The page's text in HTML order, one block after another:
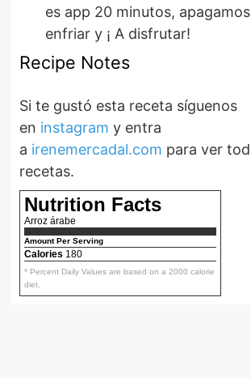
es app 20 minutos,
enfriar y ¡ A disfrutar!
Recipe Notes
Si te gustó esta receta síguenos
en instagram y entra
a irenemercadal.com para ver
recetas.
Nutrition Facts
Arroz árabe
Amount Per Serving
Calories 180
* Percent Daily Values are based on a 2000 calorie
diet.